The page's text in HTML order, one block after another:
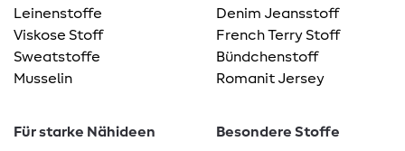
Leinenstoffe
Viskose Stoff
Sweatstoffe
Musselin
Denim Jeansstoff
French Terry Stoff
Bündchenstoff
Romanit Jersey
Für starke Nähideen Besondere Stoffe